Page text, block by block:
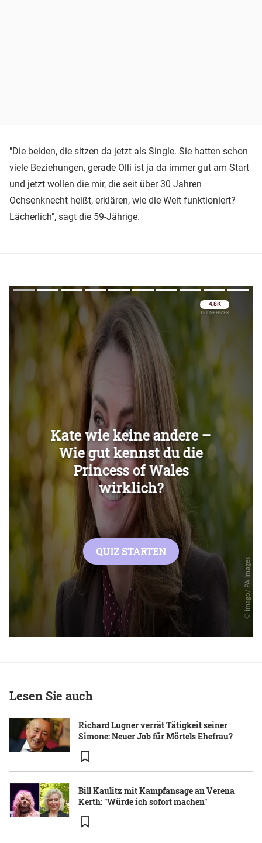
"Die beiden, die sitzen da jetzt als Single. Sie hatten schon
viele Beziehungen, gerade Olli ist ja da immer gut am Start
und jetzt wollen die mir, die seit über 30 Jahren
Ochsenknecht heißt, erklären, wie die Welt funktioniert?
Lächerlich", sagt die 59-Jährige.
Überspringen
Lesen Sie auch
Richard Lugner verrät Tätigkeit seiner
Simone: Neuer Job für Mörtels Ehefrau?
Bill Kaulitz mit Kampfansage an Verena
Kerth: "Würde ich sofort machen"